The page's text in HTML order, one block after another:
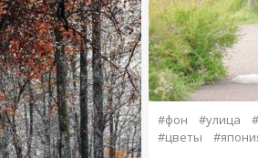
#фон #улица
#цветы